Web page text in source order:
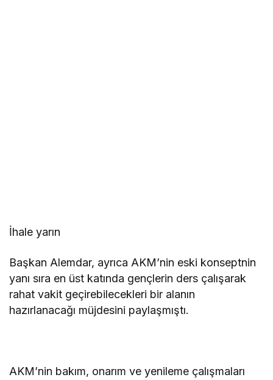
İhale yarın
Başkan Alemdar, ayrıca AKM’nin eski konseptnin
yanı sıra en üst katında gençlerin ders çalışarak
rahat vakit geçirebilecekleri bir alanın
hazırlanacağı müjdesini paylaşmıştı.
AKM’nin bakım, onarım ve yenileme çalışmaları